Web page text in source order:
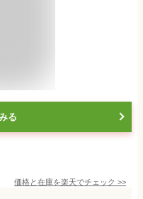
る
価格と在庫を楽天でチェック >>